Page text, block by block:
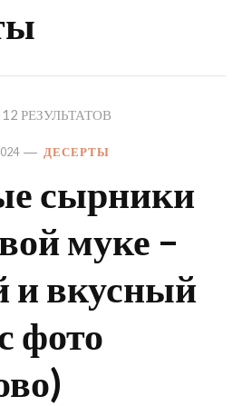
12 РЕЗУЛЬТАТОВ
ДЕСЕРТЫ
сырники
муке –
и вкусный
фото